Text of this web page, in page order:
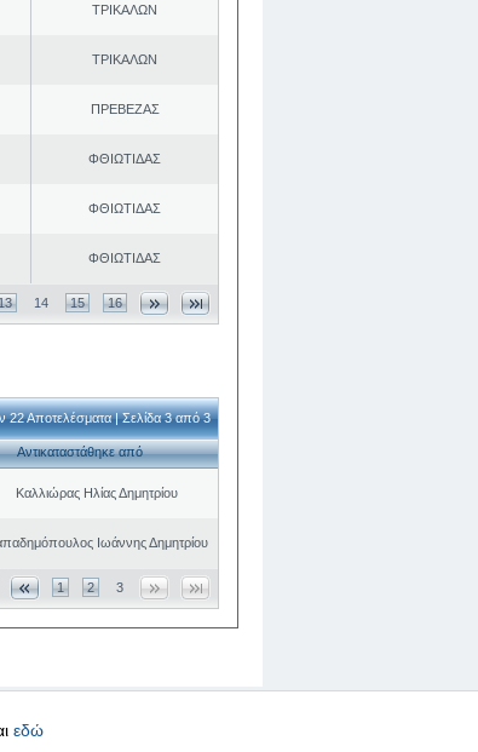
ΤΡΙΚΑΛΩΝ
ΤΡΙΚΑΛΩΝ
ΠΡΕΒΕΖΑΣ
ΦΘΙΩΤΙΔΑΣ
ΦΘΙΩΤΙΔΑΣ
ΦΘΙΩΤΙΔΑΣ
14 15 16
22 Αποτελέσματα | Σελίδα 3 από 3
Αντικαταστάθηκε από
Καλλιώρας Ηλίας Δημητρίου
Ιωάννης Δημητρίου
1 2 3
εδώ